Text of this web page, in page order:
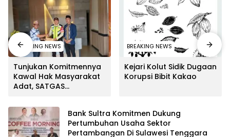
BREAKING NEWS
Tunjukan Komitmennya
Kawal Hak Masyarakat
Adat, SATGAS
Daya DPP LAT Sultra
Surati PT SCM Routa
BREAKING NEWS
Kejari Kolut Sidik Dugaan
Korupsi Bibit Kakao
Bank Sultra Komitmen Dukung
Pertumbuhan Usaha Sektor
Pertambangan Di Sulawesi Tenggara